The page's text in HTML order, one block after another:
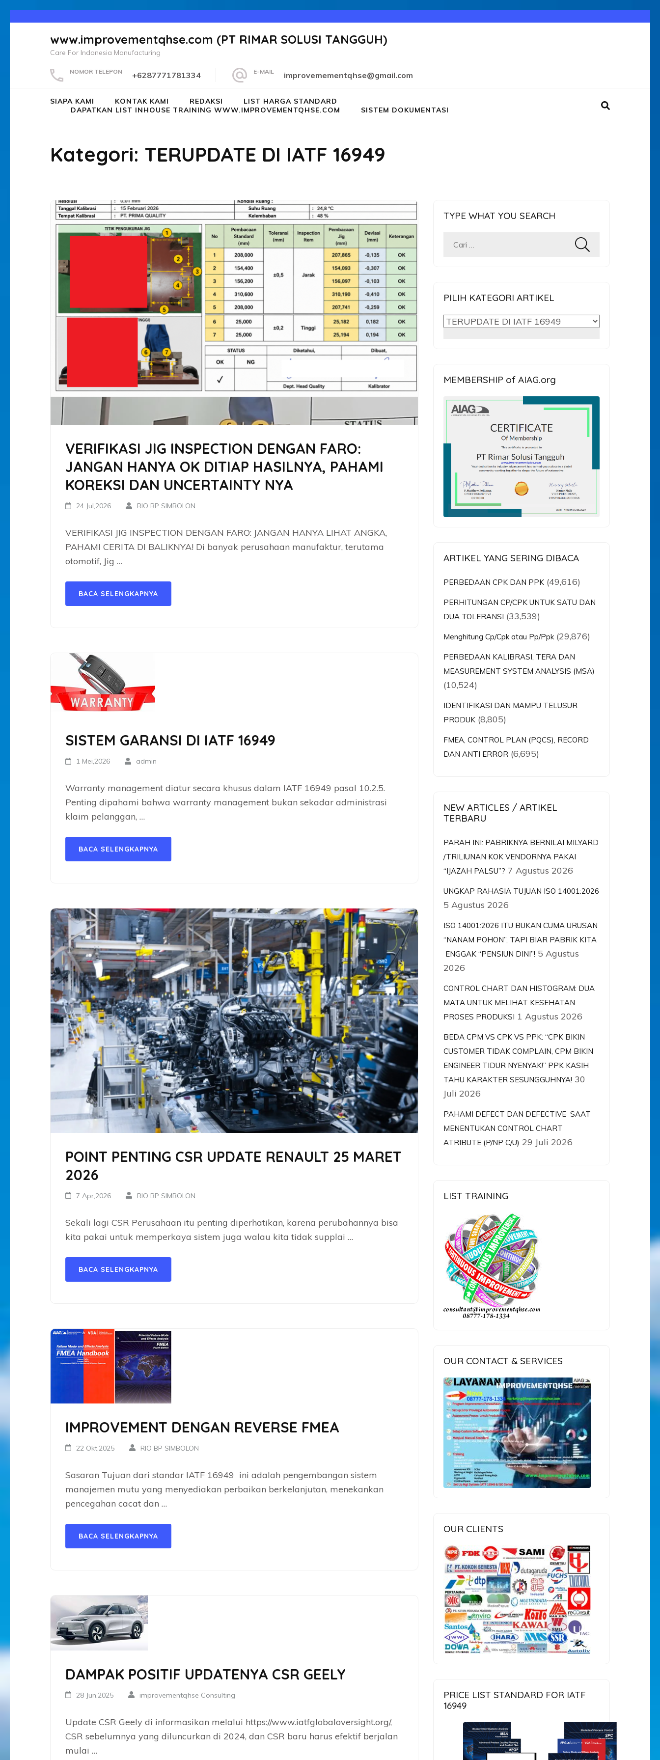
www.improvementqhse.com (PT RIMAR SOLUSI TANGGUH)
Care For Indonesia Manufacturing
NOMOR TELEPON +6287771781334 E-MAIL improvemementqhse@gmail.com
SIAPA KAMI KONTAK KAMI REDAKSI
LIST HARGA STANDARD
DAPATKAN LIST INHOUSE TRAINING WWW.IMPROVEMENTQHSE.COM
SISTEM DOKUMENTASI
Kategori: TERUPDATE DI IATF 16949
VERIFIKASI JIG INSPECTION DENGAN FARO:
JANGAN HANYA OK DITIAP HASILNYA, PAHAMI
KOREKSI DAN UNCERTAINTY NYA
24 Jul,2026 RIO BP SIMBOLON
VERIFIKASI JIG INSPECTION DENGAN FARO: JANGAN HANYA LIHAT ANGKA,
PAHAMI CERITA DI BALIKNYA! Di banyak perusahaan manufaktur, terutama
otomotif, Jig …
BACA SELENGKAPNYA
SISTEM GARANSI DI IATF 16949
1 Mei,2026 admin
Warranty management diatur secara khusus dalam IATF 16949 pasal 10.2.5.
Penting dipahami bahwa warranty management bukan sekadar administrasi
klaim pelanggan, …
BACA SELENGKAPNYA
POINT PENTING CSR UPDATE RENAULT 25 MARET
2026
7 Apr,2026 RIO BP SIMBOLON
Sekali lagi CSR Perusahaan itu penting diperhatikan, karena perubahannya bisa
kita pakai untuk memperkaya sistem juga walau kita tidak supplai …
BACA SELENGKAPNYA
IMPROVEMENT DENGAN REVERSE FMEA
22 Okt,2025 RIO BP SIMBOLON
Sasaran Tujuan dari standar IATF 16949 ini adalah pengembangan sistem
manajemen mutu yang menyediakan perbaikan berkelanjutan, menekankan
pencegahan cacat dan …
BACA SELENGKAPNYA
DAMPAK POSITIF UPDATENYA CSR GEELY
28 Jun,2025 improvementqhse Consulting
Update CSR Geely di informasikan melalui https://www.iatfglobaloversight.org/,
CSR sebelumnya yang diluncurkan di 2024, dan CSR baru harus efektif berjalan
mulai …
TYPE WHAT YOU SEARCH
Cari
PILIH KATEGORI ARTIKEL
PILIH
MEMBERSHIP of AIAG.org
ARTIKEL YANG SERING DIBACA
PERBEDAAN CPK DAN PPK (49,616)
PERHITUNGAN CP/CPK UNTUK SATU DAN
DUA TOLERANSI (33,539)
Menghitung Cp/Cpk atau Pp/Ppk (29,876)
PERBEDAAN KALIBRASI, TERA DAN
MEASUREMENT SYSTEM ANALYSIS (MSA)
(10,524)
IDENTIFIKASI DAN MAMPU TELUSUR
PRODUK (8,805)
FMEA, CONTROL PLAN (PQCS), RECORD
DAN ANTI ERROR (6,695)
NEW ARTICLES / ARTIKEL
TERBARU
PARAH INI: PABRIKNYA BERNILAI MILYARD
/TRILIUNAN KOK VENDORNYA PAKAI
“IJAZAH PALSU”? 7 Agustus 2026
UNGKAP RAHASIA TUJUAN ISO 14001:2026
5 Agustus 2026
ISO 14001:2026 ITU BUKAN CUMA URUSAN
“NANAM POHON”, TAPI BIAR PABRIK KITA
ENGGAK “PENSIUN DINI”! 5 Agustus
2026
CONTROL CHART DAN HISTOGRAM: DUA
MATA UNTUK MELIHAT KESEHATAN
PROSES PRODUKSI 1 Agustus 2026
BEDA CPM VS CPK VS PPK: “CPK BIKIN
CUSTOMER TIDAK COMPLAIN, CPM BIKIN
ENGINEER TIDUR NYENYAK!” PPK KASIH
TAHU KARAKTER SESUNGGUHNYA! 30
Juli 2026
PAHAMI DEFECT DAN DEFECTIVE SAAT
MENENTUKAN CONTROL CHART
ATRIBUTE (P/NP C/U) 29 Juli 2026
LIST TRAINING
OUR CONTACT & SERVICES
OUR CLIENTS
PRICE LIST STANDARD FOR IATF
16949